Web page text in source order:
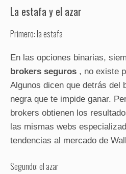
La estafa y el azar
Primero: la estafa
En las opciones binarias,
brokers seguros , no existe
Algunos dicen que detrás del
negra que te impide ganar.
brokers obtienen los
las mismas webs
tendencias al mercado de
Segundo: el azar